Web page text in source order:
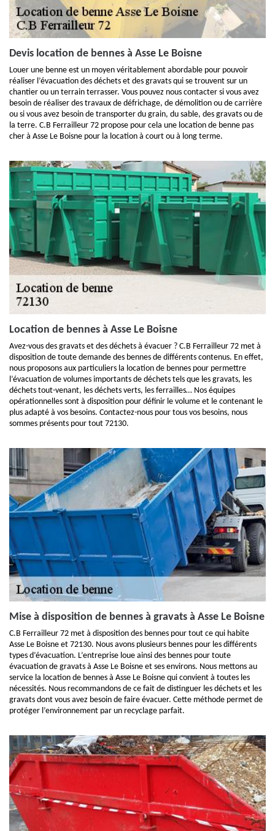
Devis location de bennes à Asse Le Boisne
Louer une benne est un moyen véritablement abordable pour pouvoir
réaliser l’évacuation des déchets et des gravats qui se trouvent sur un
chantier ou un terrain terrasser. Vous pouvez nous contacter si vous avez
besoin de réaliser des travaux de défrichage, de démolition ou de carrière
ou si vous avez besoin de transporter du grain, du sable, des gravats ou de
la terre. C.B Ferrailleur 72 propose pour cela une location de benne pas
cher à Asse Le Boisne pour la location à court ou à long terme.
Location de bennes à Asse Le Boisne
Avez-vous des gravats et des déchets à évacuer ? C.B Ferrailleur 72 met à
disposition de toute demande des bennes de différents contenus. En effet,
nous proposons aux particuliers la location de bennes pour permettre
l’évacuation de volumes importants de déchets tels que les gravats, les
déchets tout-venant, les déchets verts, les ferrailles… Nos équipes
opérationnelles sont à disposition pour définir le volume et le contenant le
plus adapté à vos besoins. Contactez-nous pour tous vos besoins, nous
sommes présents pour tout 72130.
Mise à disposition de bennes à gravats à Asse Le Boisne
C.B Ferrailleur 72 met à disposition des bennes pour tout ce qui habite
Asse Le Boisne et 72130. Nous avons plusieurs bennes pour les différents
types d’évacuation. L’entreprise loue ainsi des bennes pour toute
évacuation de gravats à Asse Le Boisne et ses environs. Nous mettons au
service la location de bennes à Asse Le Boisne qui convient à toutes les
nécessités. Nous recommandons de ce fait de distinguer les déchets et les
gravats dont vous avez besoin de faire évacuer. Cette méthode permet de
protéger l’environnement par un recyclage parfait.